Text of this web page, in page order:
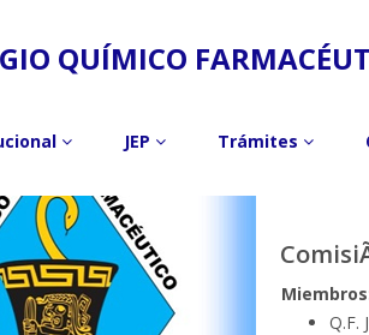
QUÍMICO
JEP Trámites
Q.F.